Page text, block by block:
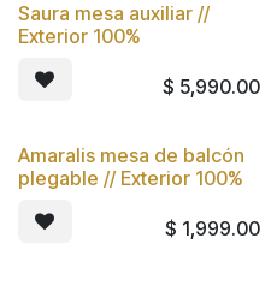
Saura mesa auxiliar //
Exterior 100%
$ 5,990.00
Amaralis mesa de balcón
plegable // Exterior 100%
$ 1,999.00